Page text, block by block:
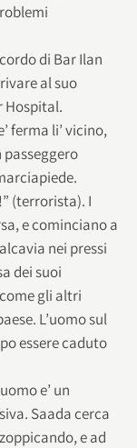
di Bar Ilan
al suo
Hospital.
ferma li’ vicino,
passeggero
(terrorista). I
e cominciano a
nei pressi
dei suoi
gli altri
L’uomo sul
essere caduto
e’ un
Saada cerca
e ad